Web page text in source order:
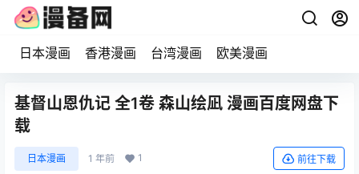
日本漫画 香港漫画 台湾漫画 欧美漫画
基督山恩仇记 全1卷 森山绘凪 漫画百度网盘下
载
日本漫画 1 年前 1 前往下载